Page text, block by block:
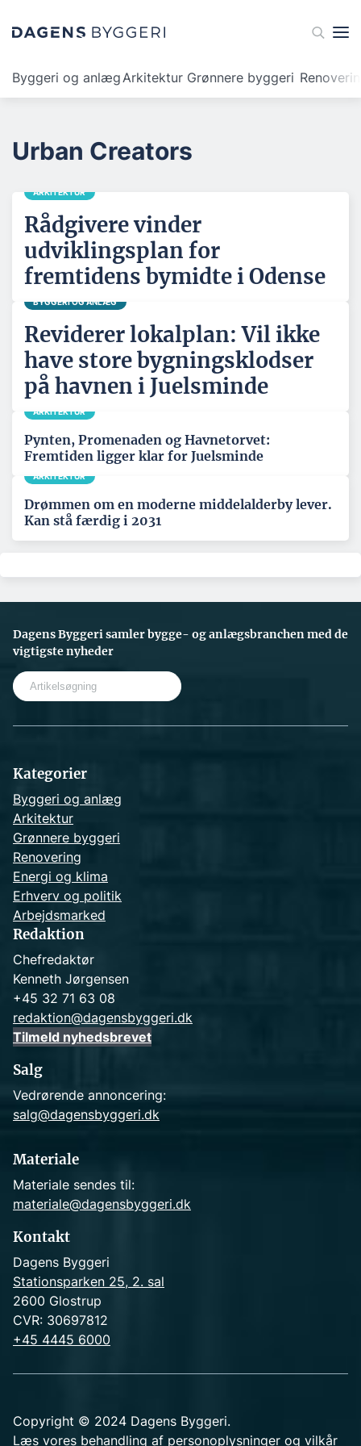
Byggeri og anlægArkitektur Grønnere byggeri
Urban Creators
ARKITEKTUR
Rådgivere vinder
udviklingsplan for
fremtidens bymidte i Odense
BYGGERI OG ANLÆG
Reviderer lokalplan: Vil ikke
have store bygningsklodser
på havnen i Juelsminde
ARKITEKTUR
Pynten, Promenaden og Havnetorvet:
Fremtiden ligger klar for Juelsminde
ARKITEKTUR
Drømmen om en moderne middelalderby lever.
Kan stå færdig i 2031
Dagens Byggeri samler bygge- og anlægsbranchen med de
vigtigste nyheder
Kategorier
Byggeri og anlæg
Arkitektur
Grønnere byggeri
Renovering
Energi og klima
Erhverv og politik
Arbejdsmarked
Redaktion
Chefredaktør
Kenneth Jørgensen
+45 32 71 63 08
redaktion@dagensbyggeri.dk
Tilmeld nyhedsbrevet
Salg
Vedrørende annoncering:
salg@dagensbyggeri.dk
Materiale
Materiale sendes til:
materiale@dagensbyggeri.dk
Kontakt
Dagens Byggeri
Stationsparken 25, 2. sal
2600 Glostrup
CVR: 30697812
+45 4445 6000
Copyright © 2024 Dagens Byggeri.
Læs vores behandling af personoplysninger og vilkår